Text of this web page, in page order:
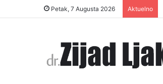
Petak, 7 Augusta 2026 Aktuelno